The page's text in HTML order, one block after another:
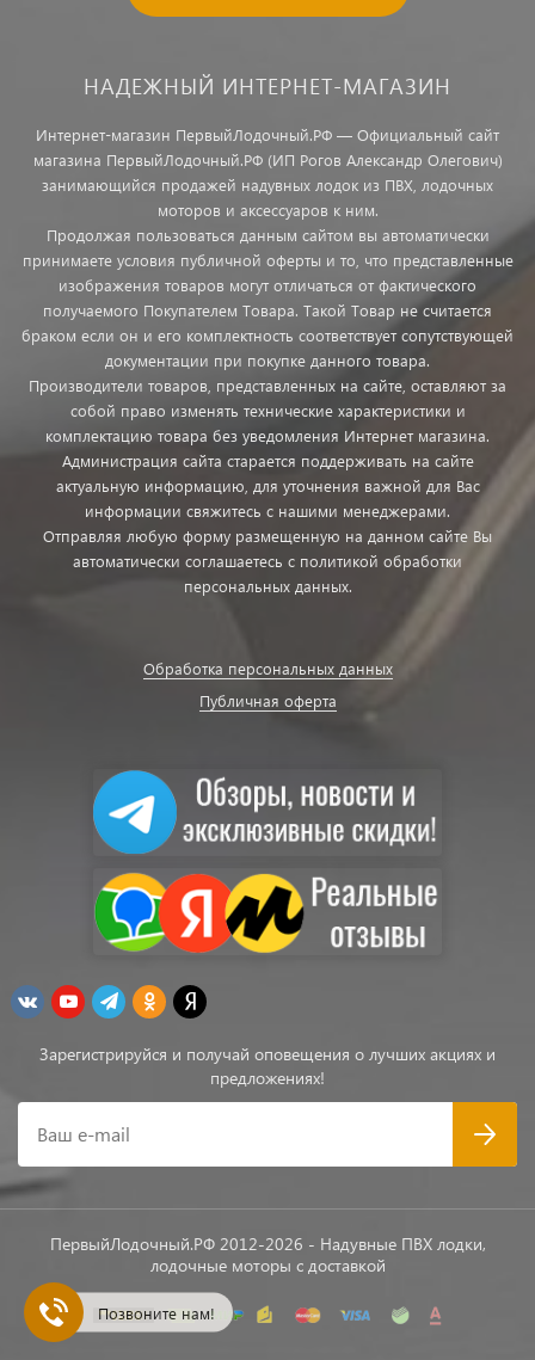
НАДЕЖНЫЙ ИНТЕРНЕТ-МАГАЗИН
Интернет-магазин ПервыйЛодочный.РФ — Официальный сайт
магазина ПервыйЛодочный.РФ (ИП Рогов Александр Олегович)
занимающийся продажей надувных лодок из ПВХ, лодочных
моторов и аксессуаров к ним.
Продолжая пользоваться данным сайтом вы автоматически
принимаете условия публичной оферты и то, что представленные
изображения товаров могут отличаться от фактического
получаемого Покупателем Товара. Такой Товар не считается
браком если он и его комплектность соответствует сопутствующей
документации при покупке данного товара.
Производители товаров, представленных на сайте, оставляют за
собой право изменять технические характеристики и
комплектацию товара без уведомления Интернет магазина.
Администрация сайта старается поддерживать на сайте
актуальную информацию, для уточнения важной для Вас
информации свяжитесь с нашими менеджерами.
Отправляя любую форму размещенную на данном сайте Вы
автоматически соглашаетесь с политикой обработки
персональных данных.
Обработка персональных данных
Публичная оферта
Зарегистрируйся и получай оповещения о лучших акциях и
предложениях!
Ваш e-mail
ПервыйЛодочный.РФ 2012-2026 - Надувные ПВХ лодки,
лодочные моторы с доставкой
Позвоните нам!